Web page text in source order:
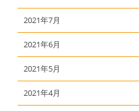
2021年7月
2021年6月
2021年5月
2021年4月